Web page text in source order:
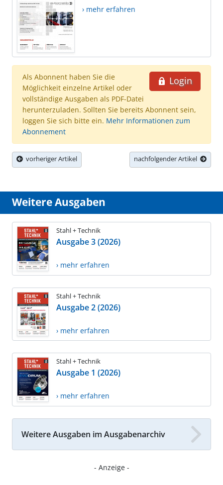
› mehr erfahren
Login
Als Abonnent haben Sie die
Möglichkeit einzelne Artikel oder
vollständige Ausgaben als PDF-Datei
herunterzuladen. Sollten Sie bereits Abonnent sein,
loggen Sie sich bitte ein. Mehr Informationen zum
Abonnement
vorheriger Artikel nachfolgender Artikel
Weitere Ausgaben
Stahl + Technik
Ausgabe 3 (2026)
› mehr erfahren
Stahl + Technik
Ausgabe 2 (2026)
› mehr erfahren
Stahl + Technik
Ausgabe 1 (2026)
› mehr erfahren
Weitere Ausgaben im Ausgabenarchiv
- Anzeige -